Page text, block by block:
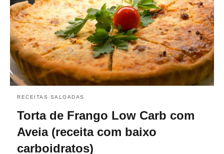
RECEITAS SALGADAS
Torta de Frango Low Carb com
Aveia (receita com baixo
carboidratos)